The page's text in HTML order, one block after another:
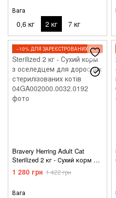
Вага
0,6 кг 2 кг 7 кг
−10% ДЛЯ ЗАРЕЄСТРОВАНИХ КЛІЄНТІВ
Bravery Herring Adult Cat
Sterilized 2 кг - Сухий корм з
оселедцем для дорослих
стерилізованих котів
1 280 грн 1 422 грн
Вага